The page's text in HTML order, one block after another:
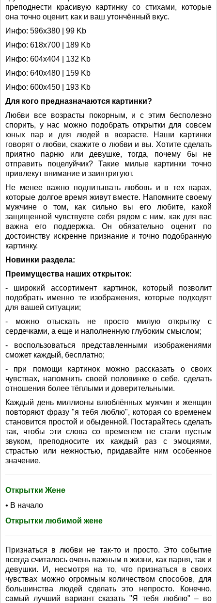
преподнести красивую картинку со стихами, которые
она точно оценит, как и ваш утончённый вкус.
Инфо: 596х380 | 99 Kb
Инфо: 618х700 | 189 Kb
Инфо: 604х404 | 132 Kb
Инфо: 640х480 | 159 Kb
Инфо: 600х450 | 193 Kb
Для кого предназначаются картинки?
Любви все возрасты покорным, и с этим бесполезно
спорить, у нас можно подобрать открытки для совсем
юных пар и для людей в возрасте. Наши картинки
говорят о любви, скажите о любви и вы. Хотите сделать
приятно парню или девушке, тогда, почему бы не
отправить поцелуйчик? Такие милые картинки точно
привлекут внимание и заинтригуют.
Не менее важно подпитывать любовь и в тех парах,
которые долгое время живут вместе. Напомните своему
мужчине о том, как сильно вы его любите, какой
защищенной чувствуете себя рядом с ним, как для вас
важна его поддержка. Он обязательно оценит по
достоинству искренне признание и точно подобранную
картинку.
Новинки раздела:
Преимущества наших открыток:
- широкий ассортимент картинок, который позволит
подобрать именно те изображения, которые подходят
для вашей ситуации;
- можно отыскать не просто милую открытку с
сердечками, а еще и наполненную глубоким смыслом;
- воспользоваться представленными изображениями
сможет каждый, бесплатно;
- при помощи картинок можно рассказать о своих
чувствах, напомнить своей половинке о себе, сделать
отношения более тёплыми и доверительными.
Каждый день миллионы влюблённых мужчин и женщин
повторяют фразу "я тебя люблю", которая со временем
становится простой и обыденной. Постарайтесь сделать
так, чтобы эти слова со временем не стали пустым
звуком, преподносите их каждый раз с эмоциями,
страстью или нежностью, придавайте ним особенное
значение.
Открытки Жене
• В начало
Открытки любимой жене
Признаться в любви не так-то и просто. Это событие
всегда считалось очень важным в жизни, как парня, так и
девушки. И, несмотря на то, что признаться в своих
чувствах можно огромным количеством способов, для
большинства людей сделать это непросто. Конечно,
самый лучший вариант сказать "Я тебя люблю" – во